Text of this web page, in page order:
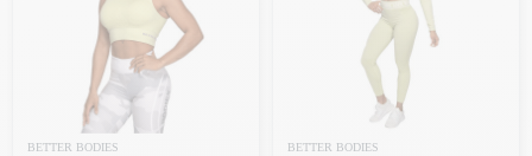
BETTER BODIES BETTER BODIES